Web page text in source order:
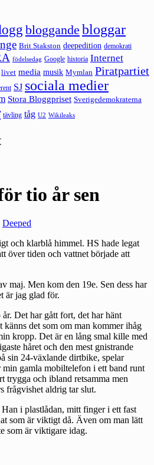
bloggande bloggar
Brit Stakston deepedition demokrati
födelsedag Google historia Internet
livet media musik Mymlan Piratpartiet
SJ sociala medier
Stora Bloggpriset Sverigedemokraterna
tävling tåg U2 Wikileaks
tio år sen
Deeped
och klarblå himmel. HS hade legat
över tiden och vattnet började att
maj. Men kom den 19e. Sen dess har
är jag glad för.
Det har gått fort, det har hänt
det som om man kommer ihåg
kropp. Det är en lång smal kille med
håret och den mest gnistrande
sin 24-växlande dirtbike, spelar
gamla mobiltelefon i ett band runt
trygga och ibland retsamma men
frågvishet aldrig tar slut.
i plastlådan, mitt finger i ett fast
som är viktigt då. Även om man lätt
som är viktigare idag.